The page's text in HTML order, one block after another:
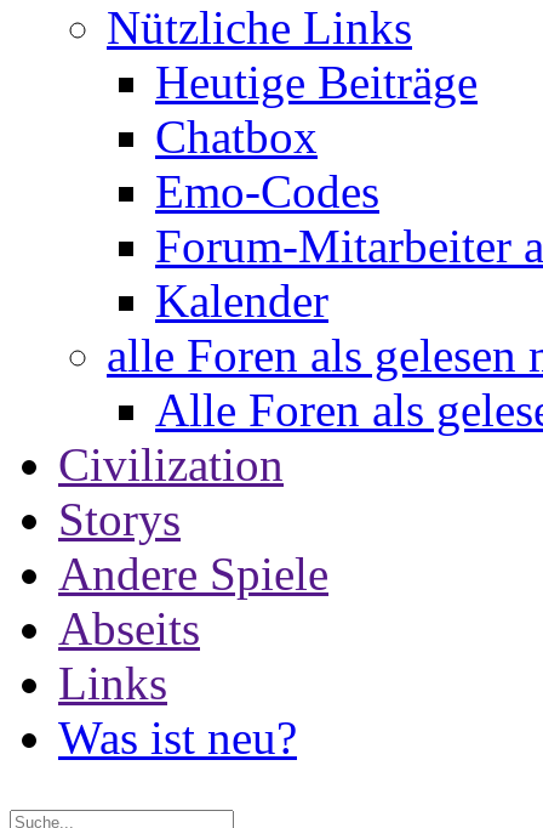
Nützliche Links
Heutige Beiträge
Chatbox
Emo-Codes
Forum-Mitarbeiter
Kalender
alle Foren als gelesen
Alle Foren als
Civilization
Storys
Andere Spiele
Abseits
Links
Was ist neu?